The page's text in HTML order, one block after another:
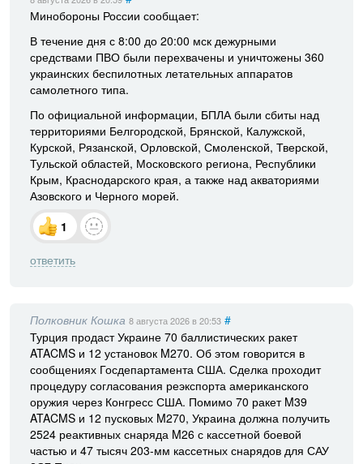
Минобороны России сообщает:
В течение дня с 8:00 до 20:00 мск дежурными
средствами ПВО были перехвачены и уничтожены 360
украинских беспилотных летательных аппаратов
самолетного типа.
По официальной информации, БПЛА были сбиты над
территориями Белгородской, Брянской, Калужской,
Курской, Рязанской, Орловской, Смоленской, Тверской,
Тульской областей, Московского региона, Республики
Крым, Краснодарского края, а также над акваториями
Азовского и Черного морей.
1
ответить
Полковник Кошка 8 августа 2026 в 20:53 #
Турция продаст Украине 70 баллистических ракет
ATACMS и 12 установок M270. Об этом говорится в
сообщениях Госдепартамента США. Сделка проходит
процедуру согласования реэкспорта американского
оружия через Конгресс США. Помимо 70 ракет M39
ATACMS и 12 пусковых M270, Украина должна получить
2524 реактивных снаряда M26 с кассетной боевой
частью и 47 тысяч 203-мм кассетных снарядов для САУ